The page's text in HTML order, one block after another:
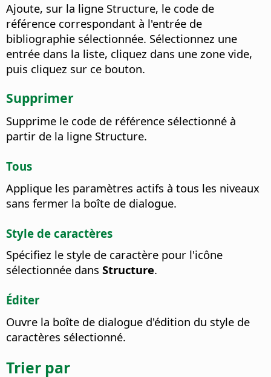
Ajoute, sur la ligne Structure, le code de
référence correspondant à l'entrée de
bibliographie sélectionnée. Sélectionnez une
entrée dans la liste, cliquez dans une zone vide,
puis cliquez sur ce bouton.
Supprimer
Supprime le code de référence sélectionné à
partir de la ligne Structure.
Tous
Applique les paramètres actifs à tous les niveaux
sans fermer la boîte de dialogue.
Style de caractères
Spécifiez le style de caractère pour l'icône
sélectionnée dans Structure.
Éditer
Ouvre la boîte de dialogue d'édition du style de
caractères sélectionné.
Trier par